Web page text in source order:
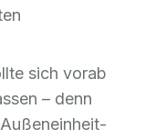
sich vorab
– denn